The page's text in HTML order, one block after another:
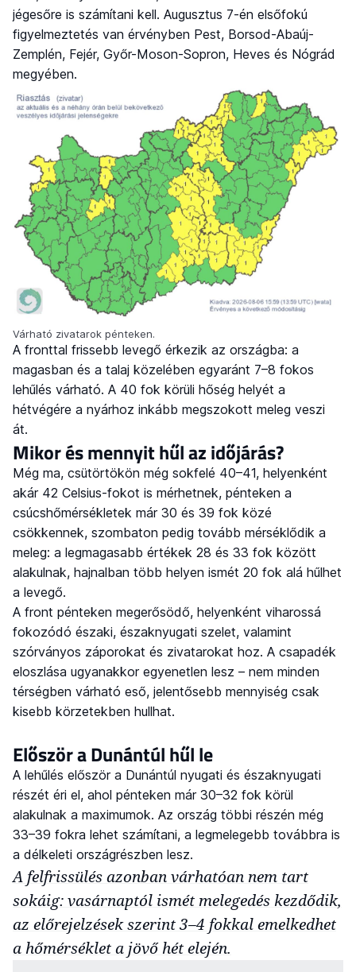
jégesőre is számítani kell. Augusztus 7-én elsőfokú
figyelmeztetés van érvényben Pest, Borsod-Abaúj-
Zemplén, Fejér, Győr-Moson-Sopron, Heves és Nógrád
megyében.
Várható zivatarok pénteken.
A fronttal frissebb levegő érkezik az országba: a
magasban és a talaj közelében egyaránt 7–8 fokos
lehűlés várható. A 40 fok körüli hőség helyét a
hétvégére a nyárhoz inkább megszokott meleg veszi
át.
Mikor és mennyit hűl az időjárás?
Még ma, csütörtökön még sokfelé 40–41, helyenként
akár 42 Celsius-fokot is mérhetnek, pénteken a
csúcshőmérsékletek már 30 és 39 fok közé
csökkennek, szombaton pedig tovább mérséklődik a
meleg: a legmagasabb értékek 28 és 33 fok között
alakulnak, hajnalban több helyen ismét 20 fok alá hűlhet
a levegő.
A front pénteken megerősödő, helyenként viharossá
fokozódó északi, északnyugati szelet, valamint
szórványos záporokat és zivatarokat hoz. A csapadék
eloszlása ugyanakkor egyenetlen lesz – nem minden
térségben várható eső, jelentősebb mennyiség csak
kisebb körzetekben hullhat.
Először a Dunántúl hűl le
A lehűlés először a Dunántúl nyugati és északnyugati
részét éri el, ahol pénteken már 30–32 fok körül
alakulnak a maximumok. Az ország többi részén még
33–39 fokra lehet számítani, a legmelegebb továbbra is
a délkeleti országrészben lesz.
A felfrissülés azonban várhatóan nem tart
sokáig: vasárnaptól ismét melegedés kezdődik,
az előrejelzések szerint 3–4 fokkal emelkedhet
a hőmérséklet a jövő hét elején.